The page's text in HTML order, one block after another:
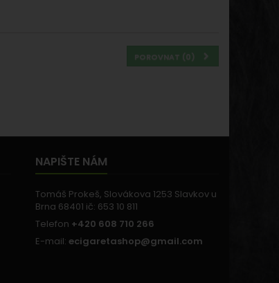
POROVNAT ( 0)
NAPIŠTE NÁM
Tomáš Prokeš, Slovákova 1253 Slavkov u
Brna 68401 ič: 653 10 811
Telefon +420 608 710 266
E-mail: ecigaretashop@gmail.com